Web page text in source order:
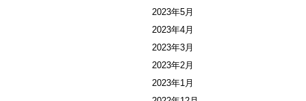
2023年5月
2023年4月
2023年3月
2023年2月
2023年1月